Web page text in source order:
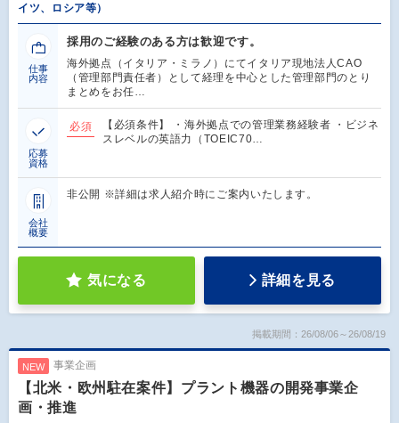
イツ、ロシア等）
仕事
内容
採用のご経験のある方は歓迎です。
海外拠点（イタリア・ミラノ）にてイタリア現地法人CAO
（管理部門責任者）として経理を中心とした管理部門のとり
まとめをお任…
応募
資格
必須
【必須条件】 ・海外拠点での管理業務経験者 ・ビジネ
スレベルの英語力（TOEIC70…
会社
概要
非公開 ※詳細は求人紹介時にご案内いたします。
気になる 詳細を見る
掲載期間：26/08/06～26/08/19
NEW 事業企画
【北米・欧州駐在案件】プラント機器の開発事業企
画・推進